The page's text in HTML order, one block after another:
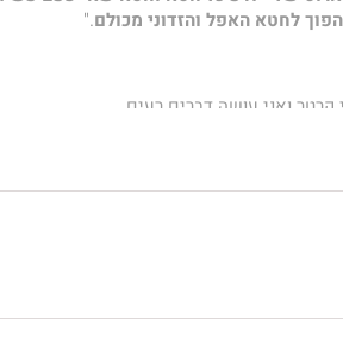
לחטא האפל והזדוני מכולם."
קרטר ואני עושה דברים רעים.
שלי מסתתרת נשמה חרוכה,
שעשיתי אי פעם היה ההסכמה להתחתן
מתחת לחיוך המלאכותי והשמלות